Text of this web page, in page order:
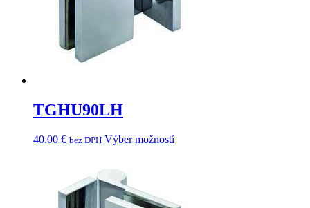
TGHU90LH
40.00 € bez DPH Výber možností